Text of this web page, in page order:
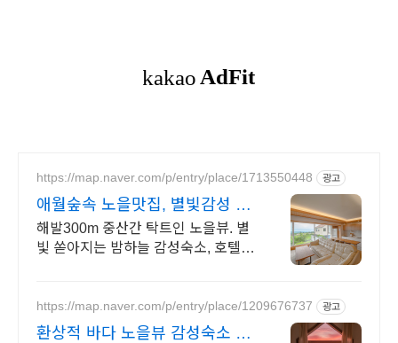
https://map.naver.com/p/entry/place/1713550448 광고
애월숲속 노을맛집, 별빛감성 아
기용품 완벽구비, 대가족
해발300m 중산간 탁트인 노을뷰. 별
빛 쏟아지는 밤하늘 감성숙소, 호텔급
한 대가족 여행
https://map.naver.com/p/entry/place/1209676737 광고
환상적 바다 노을뷰 감성숙소 통